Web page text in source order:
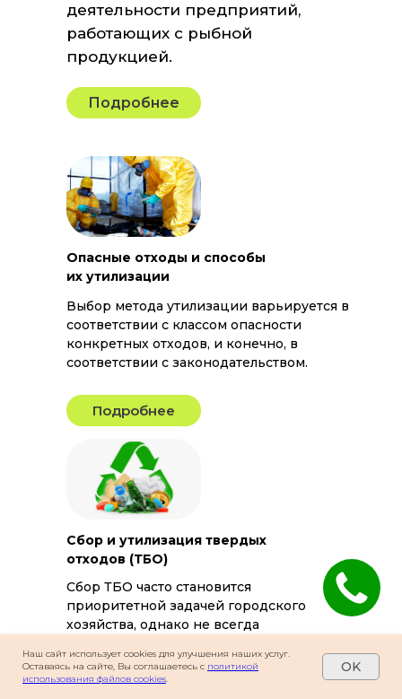
деятельности предприятий,
работающих с рыбной
продукцией.
Подробнее
Опасные отходы и способы
их утилизации​​
Сбор и утилизация твердых
отходов (ТБО)
Сбор ТБО часто становится
приоритетной задачей городского
хозяйства, однако не всегда
справиться со всем объемом работы.
Выбор метода утилизации варьируется в
соответствии с классом опасности
конкретных отходов, и конечно, в
соответствии с законодательством.
Подробнее
Наш сайт использует cookies для улучшения наших услуг.
Оставаясь на сайте, Вы соглашаетесь с политикой
использования файлов cookies.
OK